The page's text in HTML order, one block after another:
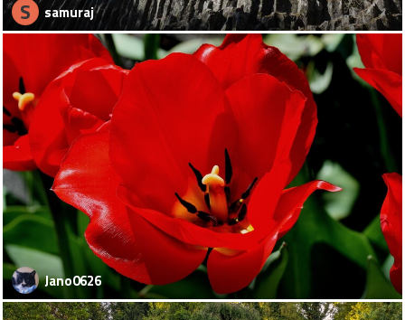
S samuraj
Jano0626